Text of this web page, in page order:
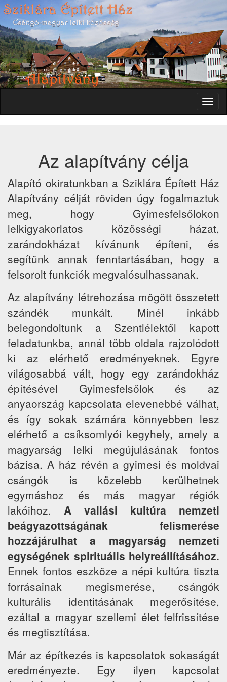
Az alapítvány célja
Alapító okiratunkban a Sziklára Épített Ház
Alapítvány célját röviden úgy fogalmaztuk
meg, hogy Gyimesfelsőlokon
lelkigyakorlatos közösségi házat,
zarándokházat kívánunk építeni, és
segítünk annak fenntartásában, hogy a
felsorolt funkciók megvalósulhassanak.
Az alapítvány létrehozása mögött összetett
szándék munkált. Minél inkább
belegondoltunk a Szentlélektől kapott
feladatunkba, annál több oldala rajzolódott
ki az elérhető eredményeknek. Egyre
világosabbá vált, hogy egy zarándokház
építésével Gyimesfelsőlok és az
anyaország kapcsolata elevenebbé válhat,
és így sokak számára könnyebben lesz
elérhető a csíksomlyói kegyhely, amely a
magyarság lelki megújulásának fontos
bázisa. A ház révén a gyimesi és moldvai
csángók is közelebb kerülhetnek
egymáshoz és más magyar régiók
lakóihoz. A vallási kultúra nemzeti
beágyazottságának felismerése
hozzájárulhat a magyarság nemzeti
egységének spirituális helyreállításához.
Ennek fontos eszköze a népi kultúra tiszta
forrásainak megismerése, csángók
kulturális identitásának megerősítése,
ezáltal a magyar szellemi élet felfrissítése
és megtisztítása.
Már az építkezés is kapcsolatok sokaságát
eredményezte. Egy ilyen kapcsolat